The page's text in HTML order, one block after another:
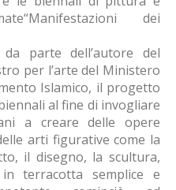
dei
parte dell’autore del
per l’arte del Ministero
Islamico, il progetto
al fine di invogliare
a creare delle opere
arti figurative come la
il disegno, la scultura,
in terracotta semplice e